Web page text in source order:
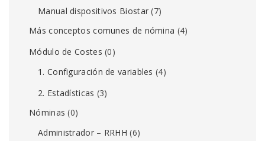
Manual dispositivos Biostar (7)
Más conceptos comunes de nómina (4)
Módulo de Costes (0)
1. Configuración de variables (4)
2. Estadísticas (3)
Nóminas (0)
Administrador – RRHH (6)